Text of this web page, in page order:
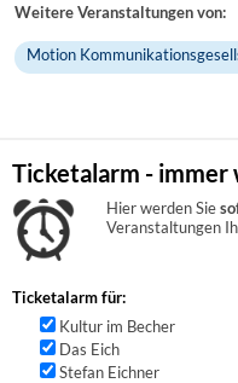
Weitere Veranstaltungen von:
Motion
Ticketalarm - immer
Hier werden Sie
Veranstaltungen
Ticketalarm für:
Kultur im Becher
Das Eich
Stefan Eichner